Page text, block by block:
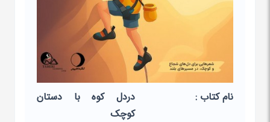
نام کتاب :
دردل کوه با دستان
کوچک